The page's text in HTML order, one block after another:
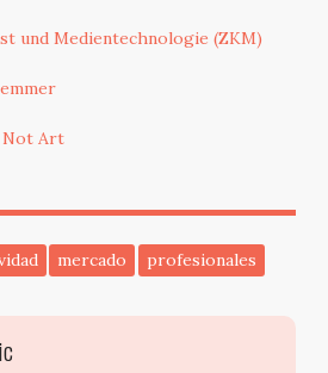
und Medientechnologie (ZKM)
Not Art
mercado profesionales